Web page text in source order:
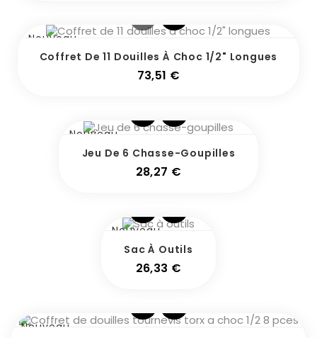
Nouveau
Coffret De 11 Douilles À Choc 1/2" Longues
73,51 €
Nouveau
Jeu De 6 Chasse-Goupilles
28,27 €
Nouveau
Sac À Outils
26,33 €
Nouveau